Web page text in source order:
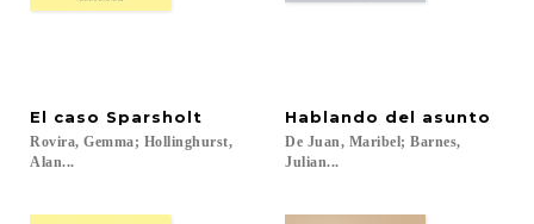
El caso Sparsholt
Rovira, Gemma; Hollinghurst,
Alan...
Hablando del asunto
De Juan, Maribel; Barnes,
Julian...